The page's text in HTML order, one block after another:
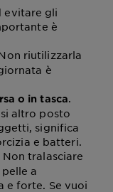
evitare gli
è
riutilizzarla
è
o in tasca.
altro posto
significa
e batteri.
Non tralasciare
a
e forte. Se vuoi